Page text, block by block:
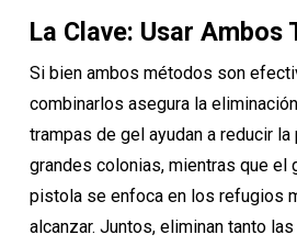
La Clave: Usar
Si bien ambos métodos son
combinarlos asegura la
trampas de gel ayudan a reducir
grandes colonias, mientras que el
pistola se enfoca en los refugios
alcanzar. Juntos, eliminan tanto